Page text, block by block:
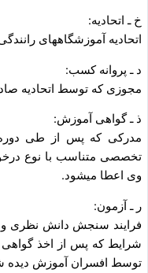
خ ـ اتحادیه:
اتحادیه آموزشگاه­های
د ـ پروانه کسب:
مجوزی که توسط اتحادیه
ذ ـ گواهی آموزش:
مدرکی که پس از طی
تخصصی متناسب با نوع
وی اعطا می­شود.
ر ـ آزمون:
فرایند سنجش دانش نظری و
شرایط که پس از اخذ گواهی
توسط افسران آموزش دیده